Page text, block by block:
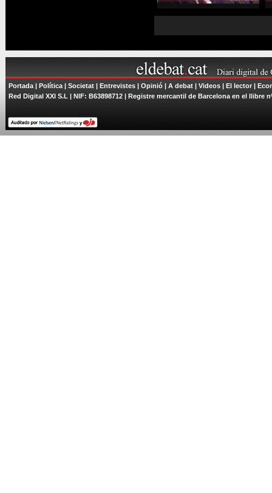
Portada | Política | Societat | Entrevistes | Opinió | A debat | Videos | El lector|
Red Digital XXI S.L | NIF: B63898712 | Registre mercantil de Barcelona en el llibre